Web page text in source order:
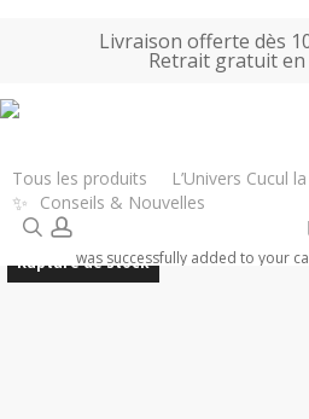
content
Livraison offerte dès
Retrait gratuit
Tous les produits L’Univers Cucul
✨ Conseils & Nouvelles
searchaccount
was successfully added to your
Accueil Tous les produits Vaisselle
avec figurine Baleine – 1,2 L
Rupture de stock